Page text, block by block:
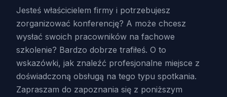
Jesteś właścicielem firmy i potrzebujesz
zorganizować konferencję? A może chcesz
wysłać swoich pracowników na fachowe
szkolenie? Bardzo dobrze trafiłeś. O to
wskazówki, jak znaleźć profesjonalne miejsce z
doświadczoną obsługą na tego typu spotkania.
Zapraszam do zapoznania się z poniższym